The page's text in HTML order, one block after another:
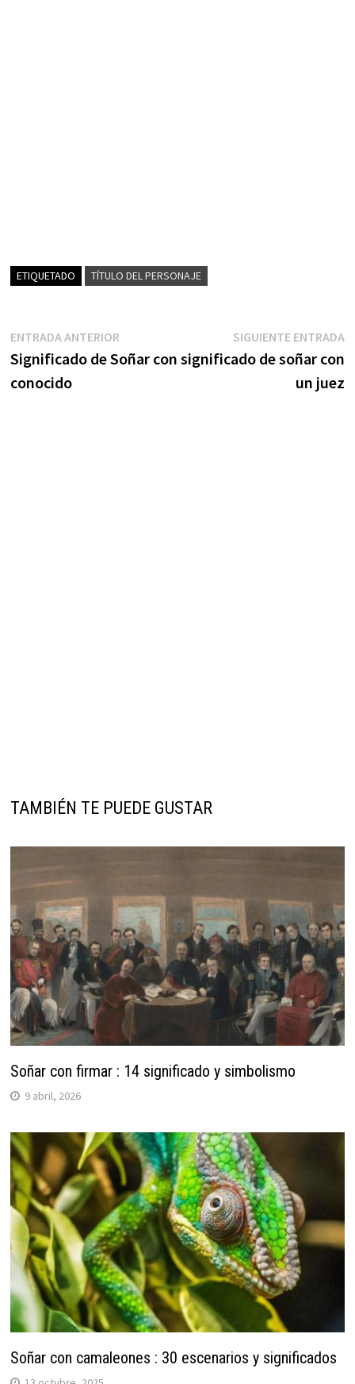
ETIQUETADO TÍTULO DEL PERSONAJE
Navegación
de
ENTRADA ANTERIOREntrada
anterior:
Significado de Soñar con
conocido
SIGUIENTE ENTRADA
significado de soñar con
un juez
TAMBIÉN TE PUEDE GUSTAR
Soñar con firmar : 14 significado y simbolismo
9 abril, 2026
Soñar con camaleones : 30 escenarios y significados